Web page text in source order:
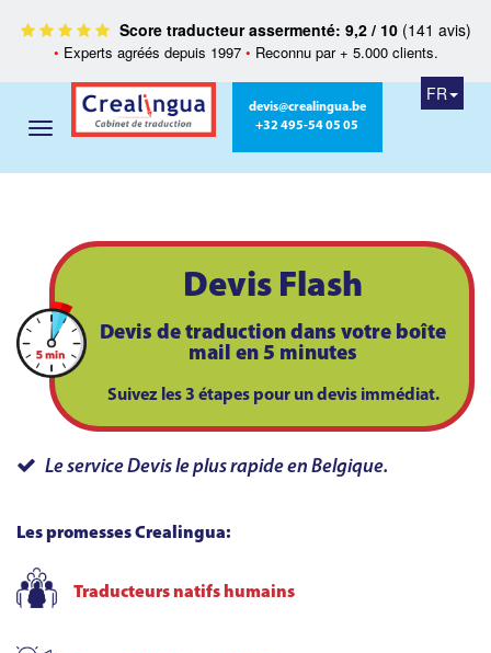
Score traducteur assermenté: 9,2 / 10(141 avis)
• Experts agréés depuis 1997 • Reconnu par + 5.000 clients.
devis@crealingua.be
+32 495-54 05 05
FR
Devis Flash
Devis de traduction dans votre boîte
mail en 5 minutes
Suivez les 3 étapes pour un devis immédiat.
Le service Devis le plus rapide en Belgique.
Les promesses Crealingua:
Traducteurs natifs humains